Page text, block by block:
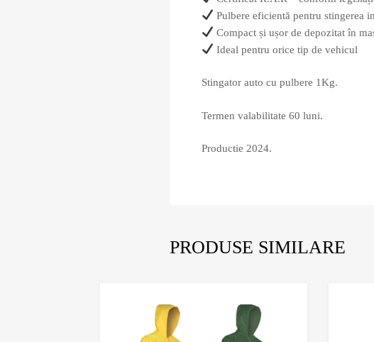
Pulbere eficientă pentru stingerea
Compact și ușor de depozitat în
Ideal pentru orice tip de vehicul
Stingator auto cu pulbere 1Kg.
Termen valabilitate 60 luni.
Productie 2024.
PRODUSE SIMILARE